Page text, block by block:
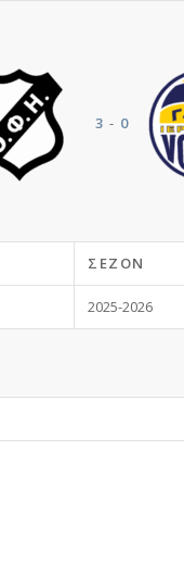
3 - 0
ΣΕΖΌΝ
2025-2026